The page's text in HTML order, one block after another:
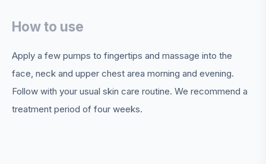
How to use
Apply a few pumps to fingertips and massage into the
face, neck and upper chest area morning and evening.
Follow with your usual skin care routine. We recommend a
treatment period of four weeks.